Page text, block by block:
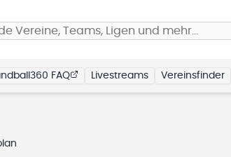
Vereine, Teams, Ligen und mehr…
FAQ Livestreams Vereinsfinder